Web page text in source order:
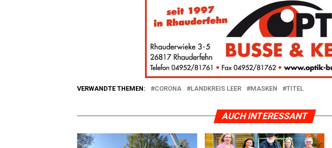
VERWANDTE THEMEN: CORONA LANDKREIS LEER MASKEN TITEL
AUCH INTERESSANT